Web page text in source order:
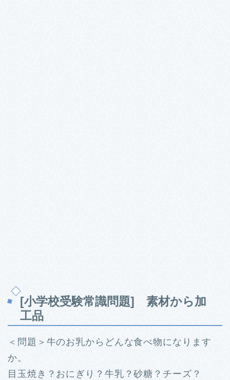
[小学校受験常識問題] 素材から加
工品
＜問題＞牛のお乳からどんな食べ物になります
か。
目玉焼き？おにぎり？牛乳？砂糖？チーズ？